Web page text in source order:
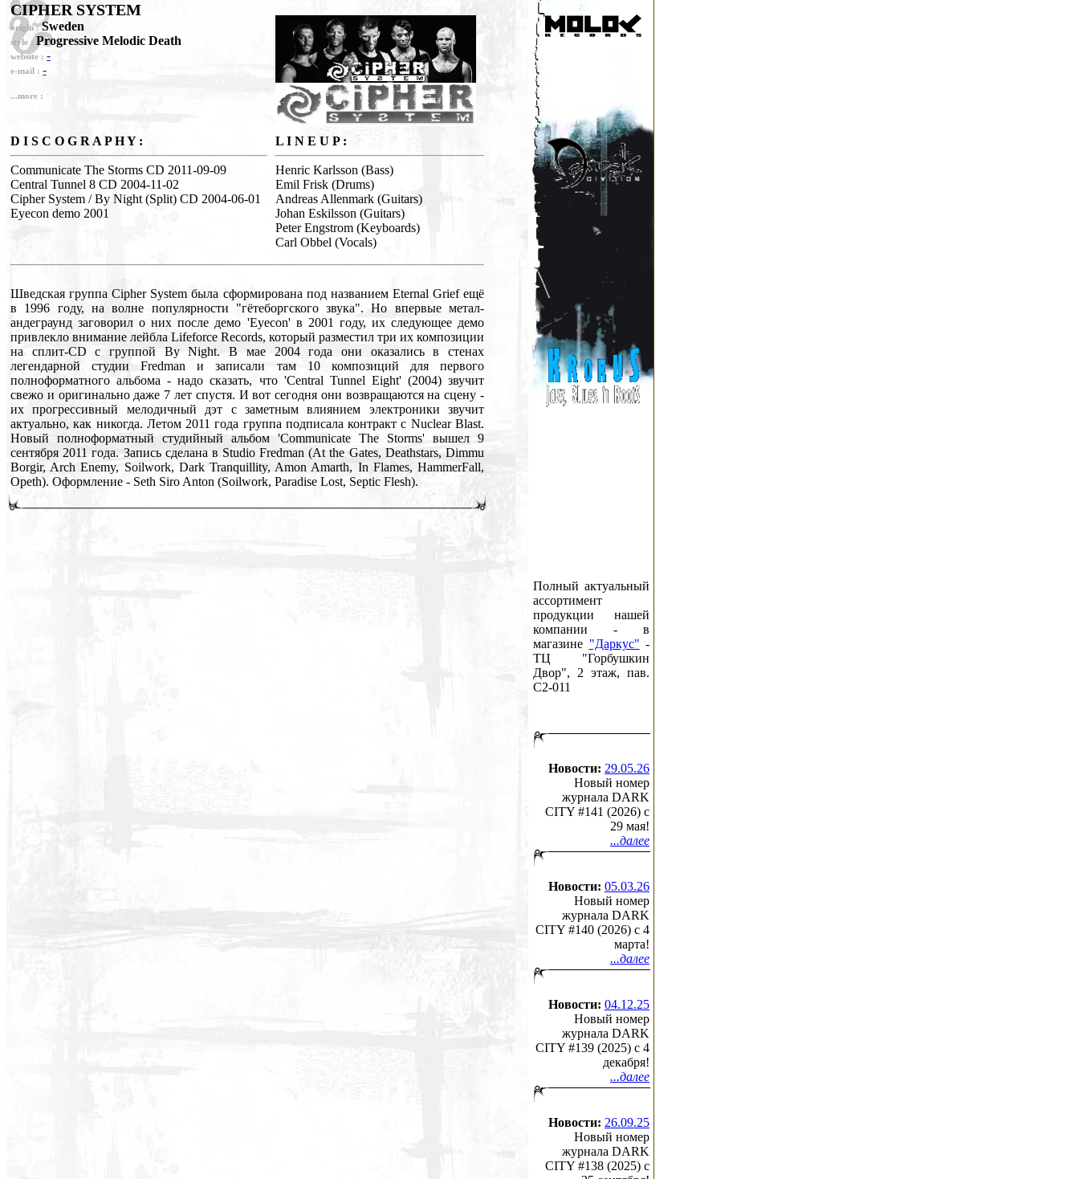
CIPHER SYSTEM
origin :Sweden
style : Progressive Melodic Death
website : -
e-mail : -
...more :
D I S C O G R A P H Y :
Communicate The Storms CD 2011-09-09
Central Tunnel 8 CD 2004-11-02
Cipher System / By Night (Split) CD 2004-06-01
Eyecon demo 2001
L I N E U P :
Henric Karlsson (Bass)
Emil Frisk (Drums)
Andreas Allenmark (Guitars)
Johan Eskilsson (Guitars)
Peter Engstrom (Keyboards)
Carl Obbel (Vocals)
Шведская группа Cipher System была сформирована под названием Eternal Grief ещё
в 1996 году, на волне популярности "гётеборгского звука". Но впервые метал-
андеграунд заговорил о них после демо 'Eyecon' в 2001 году, их следующее демо
привлекло внимание лейбла Lifeforce Records, который разместил три их композиции
на сплит-CD с группой By Night. В мае 2004 года они оказались в стенах
легендарной студии Fredman и записали там 10 композиций для первого
полноформатного альбома - надо сказать, что 'Central Tunnel Eight' (2004) звучит
свежо и оригинально даже 7 лет спустя. И вот сегодня они возвращаются на сцену -
их прогрессивный мелодичный дэт с заметным влиянием электроники звучит
актуально, как никогда. Летом 2011 года группа подписала контракт с Nuclear Blast.
Новый полноформатный студийный альбом 'Communicate The Storms' вышел 9
сентября 2011 года. Запись сделана в Studio Fredman (At the Gates, Deathstars, Dimmu
Borgir, Arch Enemy, Soilwork, Dark Tranquillity, Amon Amarth, In Flames, HammerFall,
Opeth). Оформление - Seth Siro Anton (Soilwork, Paradise Lost, Septic Flesh).
Полный актуальный
ассортимент
продукции нашей
компании - в
магазине "Даркус" -
ТЦ "Горбушкин
Двор", 2 этаж, пав.
C2-011
Новости: 29.05.26
Новый номер
журнала DARK
CITY #141 (2026) c
29 мая!
...далее
Новости: 05.03.26
Новый номер
журнала DARK
CITY #140 (2026) c 4
марта!
...далее
Новости: 04.12.25
Новый номер
журнала DARK
CITY #139 (2025) c 4
декабря!
...далее
Новости: 26.09.25
Новый номер
журнала DARK
CITY #138 (2025) c